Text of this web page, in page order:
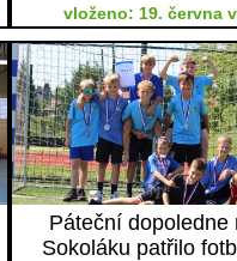
vloženo: 19. června
Páteční dopoledne
Sokoláku patřilo